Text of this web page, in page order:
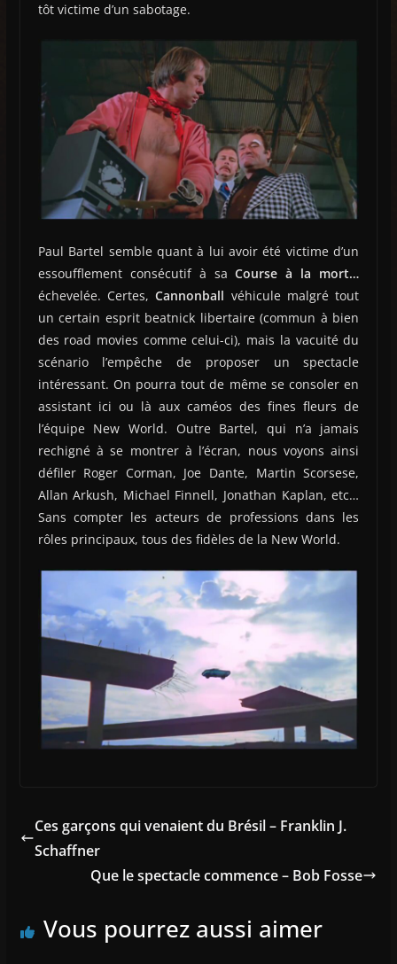
tôt victime d’un sabotage.
Paul Bartel semble quant à lui avoir été victime d’un
essoufflement consécutif à saCourse à la mort…
échevelée. Certes,Cannonball véhicule malgré tout
un certain esprit beatnick libertaire (commun à bien
des road movies comme celui-ci), mais la vacuité du
scénario l’empêche de proposer un spectacle
intéressant. On pourra tout de même se consoler en
assistant ici ou là aux caméos des fines fleurs de
l’équipe New World. Outre Bartel, qui n’a jamais
rechigné à se montrer à l’écran, nous voyons ainsi
défiler Roger Corman, Joe Dante, Martin Scorsese,
Allan Arkush, Michael Finnell, Jonathan Kaplan, etc…
Sans compter les acteurs de professions dans les
rôles principaux, tous des fidèles de la New World.
Ces garçons qui venaient du Brésil – Franklin J.
Schaffner
Que le spectacle commence – Bob Fosse
Vous pourrez aussi aimer